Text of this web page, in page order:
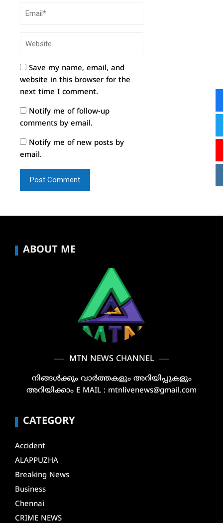
Save my name, email, and
website in this browser for the
next time I comment.
Notify me of follow-up
comments by email.
Notify me of new posts by
email.
ABOUT ME
MTN NEWS CHANNEL
നിങ്ങൾക്കും വാർത്തകളും അറിയിപ്പുകളും
അറിയിക്കാം E MAIL : mtnlivenews@gmail.com
CATEGORY
Accident
ALAPPUZHA
Breaking News
Business
Chennai
CRIME NEWS